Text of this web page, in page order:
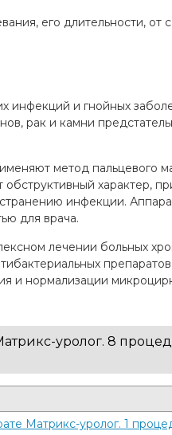
его длительности, от
инфекций и гнойных
рак и камни
метод пальцевого
обструктивный характер,
инфекции.
для врача.
лечении больных
и нормализации
уролог. 8
Матрикс-уролог. 1